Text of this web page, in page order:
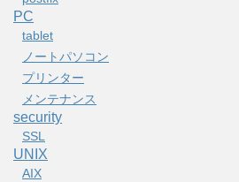
PC
tablet
ノートパソコン
プリンター
メンテナンス
security
SSL
UNIX
AIX